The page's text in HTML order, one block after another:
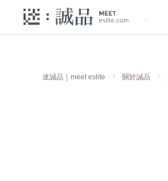
迷誠品｜meet eslite 關於誠品